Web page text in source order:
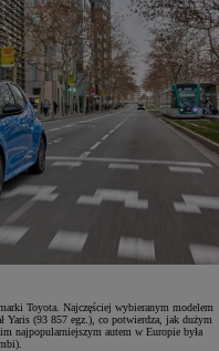
Toyota. Najczęściej wybieranym modelem
Yaris (93 857 egz.), co potwierdza, jak dużym
najpopularniejszym autem w Europie była